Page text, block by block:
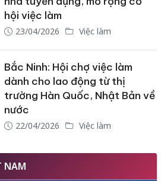
hội việc làm
23/04/2026 Việc làm
Bắc Ninh: Hội chợ việc làm
dành cho lao động từ thị
trường Hàn Quốc, Nhật Bản về
nước
22/04/2026 Việc làm
NAM